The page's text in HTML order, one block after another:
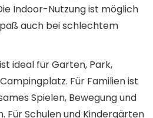
Indoor-Nutzung ist möglich
auch bei schlechtem
ideal für Garten, Park,
Für Familien ist
Spielen, Bewegung und
Für Schulen und Kindergärten